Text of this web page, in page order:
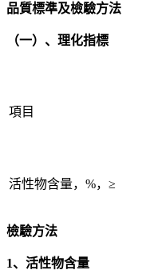
品質標準及檢驗方法
（一）、理化指標
項目
活性物含量，%，≥
檢驗方法
1、活性物含量